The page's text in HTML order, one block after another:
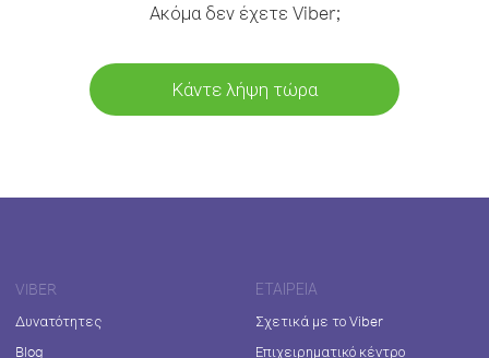
Ακόμα δεν έχετε Viber;
Κάντε λήψη τώρα
VIBER
Δυνατότητες
Blog
ΕΤΑΙΡΕΊΑ
Σχετικά με το Viber
Επιχειρηματικό κέντρο